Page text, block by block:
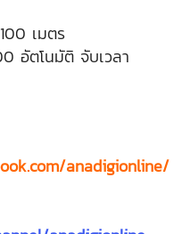
เมตร
อัตโนมัติ จับเวลา
anadigionline/